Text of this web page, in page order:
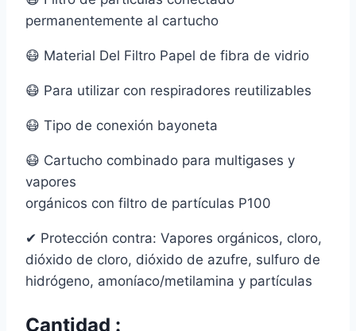
permanentemente al cartucho
😷 Material Del Filtro Papel de fibra de vidrio
😷 Para utilizar con respiradores reutilizables
😷 Tipo de conexión bayoneta
😷 Cartucho combinado para multigases y
vapores
orgánicos con filtro de partículas P100
✔ Protección contra: Vapores orgánicos, cloro,
dióxido de cloro, dióxido de azufre, sulfuro de
hidrógeno, amoníaco/metilamina y partículas
Cantidad :